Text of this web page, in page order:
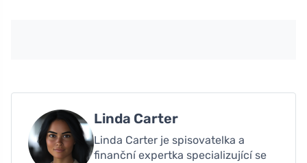
Linda Carter
Linda Carter je spisovatelka a
finanční expertka specializující se